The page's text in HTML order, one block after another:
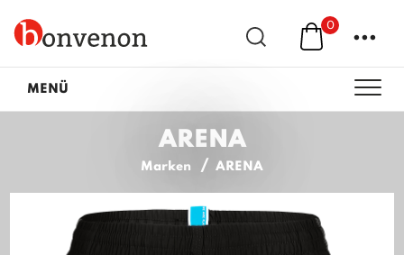
0 ...
MENÜ
ARENA
Marken ARENA